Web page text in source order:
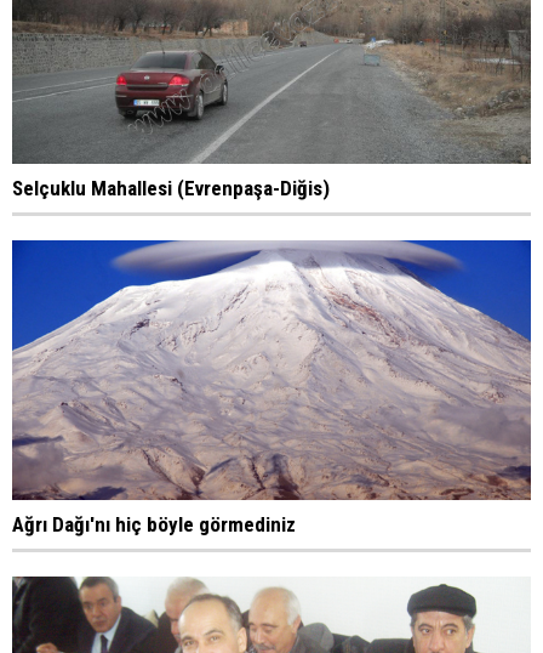
Selçuklu Mahallesi (Evrenpaşa-Diğis)
Ağrı Dağı'nı hiç böyle görmediniz